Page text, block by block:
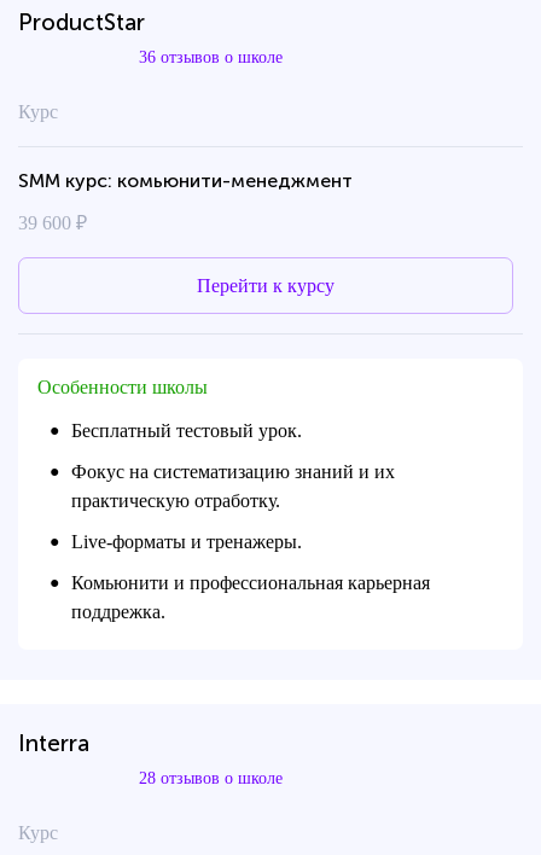
ProductStar
36 отзывов о школе
Курс
SMM курс: комьюнити-менеджмент
39 600 ₽
Перейти к курсу
Особенности школы
● Бесплатный тестовый урок.
●
Фокус на систематизацию знаний и их
практическую отработку.
● Live-форматы и тренажеры.
●
Комьюнити и профессиональная карьерная
поддрежка.
Interra
28 отзывов о школе
Курс